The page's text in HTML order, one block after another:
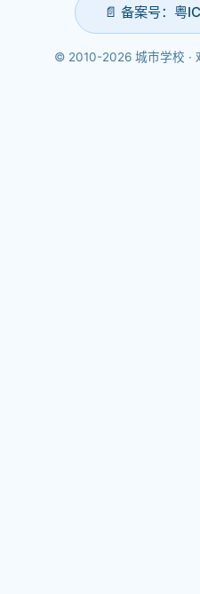
📄 备案号：粤
© 2010-2026 城市学校 ·